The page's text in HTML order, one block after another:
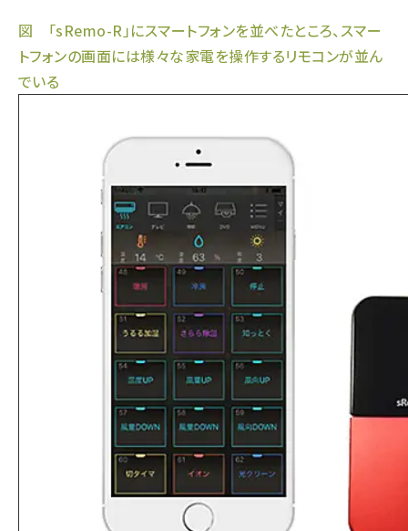
図 「sRemo-R」にスマートフォンを並べたところ、スマー
トフォンの画面には様々な家電を操作するリモコンが並ん
でいる